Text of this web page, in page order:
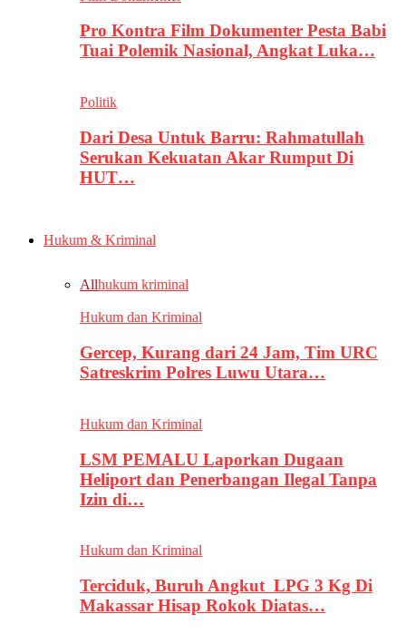
Pro Kontra Film Dokumenter Pesta Babi
Tuai Polemik Nasional, Angkat Luka…
Politik
Dari Desa Untuk Barru: Rahmatullah
Serukan Kekuatan Akar Rumput Di
HUT…
Hukum & Kriminal
Allhukum kriminal
Hukum dan Kriminal
Gercep, Kurang dari 24 Jam, Tim URC
Satreskrim Polres Luwu Utara…
Hukum dan Kriminal
LSM PEMALU Laporkan Dugaan
Heliport dan Penerbangan Ilegal Tanpa
Izin di…
Hukum dan Kriminal
Terciduk, Buruh Angkut LPG 3 Kg Di
Makassar Hisap Rokok Diatas…